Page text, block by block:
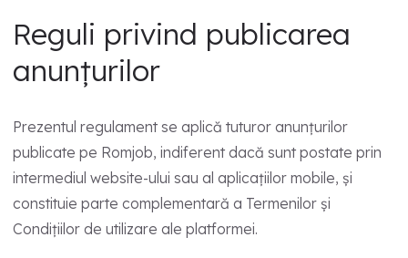
Reguli privind publicarea
anunțurilor
Prezentul regulament se aplică tuturor anunțurilor
publicate pe Romjob, indiferent dacă sunt postate prin
intermediul website-ului sau al aplicațiilor mobile, și
constituie parte complementară a Termenilor și
Condițiilor de utilizare ale platformei.